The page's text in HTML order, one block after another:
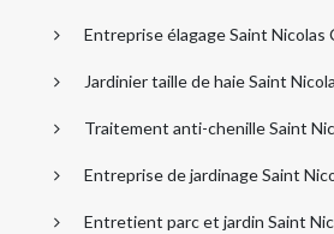
Entreprise élagage Saint Nicolas
Jardinier taille de haie Saint
Traitement anti-chenille Saint
Entreprise de jardinage Saint
Entretient parc et jardin Saint